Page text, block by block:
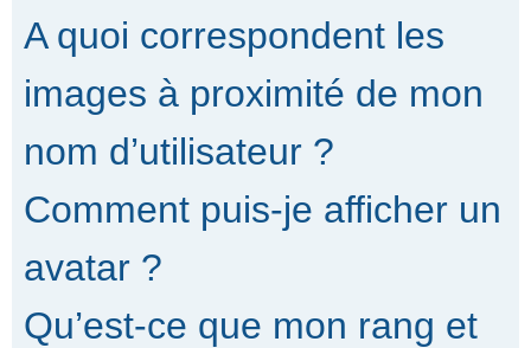
A quoi correspondent les
images à proximité de mon
nom d’utilisateur ?
Comment puis-je afficher un
avatar ?
Qu’est-ce que mon rang et